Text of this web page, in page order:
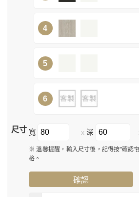
4
5
6
尺寸 寬 x 深
※ 溫馨提醒，輸入尺寸後，記得按"確認"
格。
確認